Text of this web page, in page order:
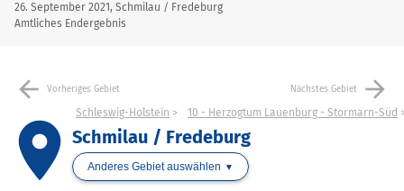
26. September 2021, Schmilau / Fredeburg
Amtliches Endergebnis
arrow_back Vorheriges Gebiet Nächstes Gebiet arrow_forward
place
Schleswig-Holstein 10 - Herzogtum Lauenburg - Stormarn-Süd
Schmilau / Fredeburg
Anderes Gebiet auswählen